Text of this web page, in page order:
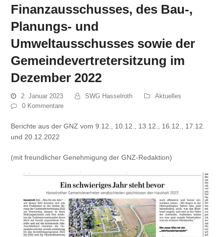
Finanzausschusses, des Bau-,
Planungs- und
Umweltausschusses sowie der
Gemeindevertretersitzung im
Dezember 2022
2. Januar 2023 SWG Hasselroth
Aktuelles
0 Kommentare
Berichte aus der GNZ vom 9.12., 10.12., 13.12., 16.12., 17.12.
und 20.12.2022
(mit freundlicher Genehmigung der GNZ-Redaktion)